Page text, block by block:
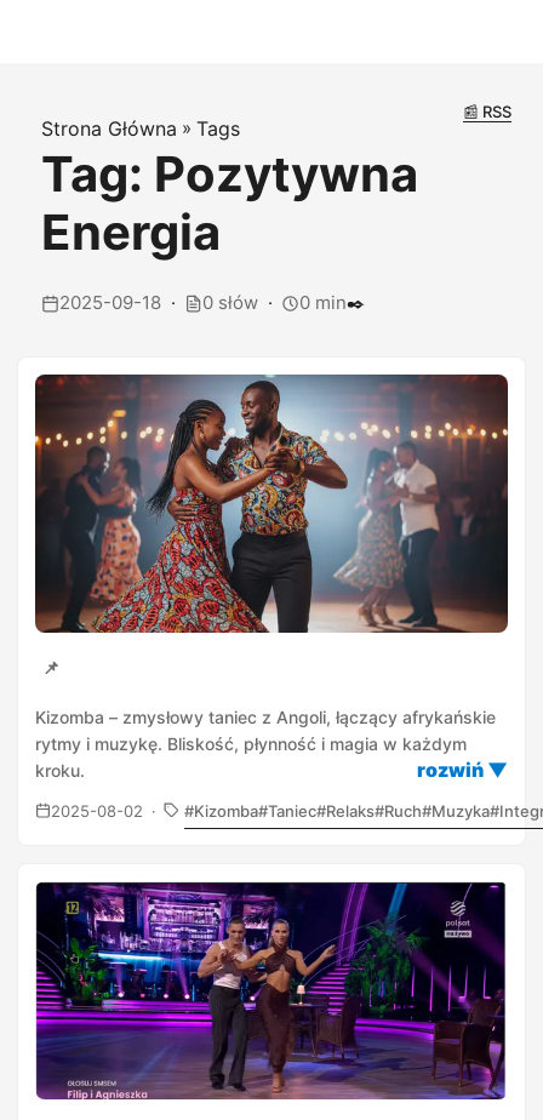
Strona Główna » Tags
Tag: Pozytywna
Energia
📰 RSS
2025-09-18 0 słów 0 min✒️
📌
Kizomba – zmysłowy taniec z Angoli, łączący afrykańskie
rytmy i muzykę. Bliskość, płynność i magia w każdym
kroku.
2025-08-02 Kizomba Taniec Relaks Ruch Muzyka